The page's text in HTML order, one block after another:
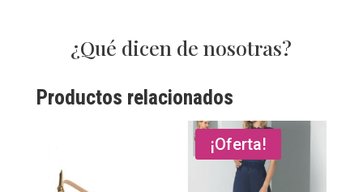
¿Qué dicen de nosotras?
Productos relacionados
¡Oferta!